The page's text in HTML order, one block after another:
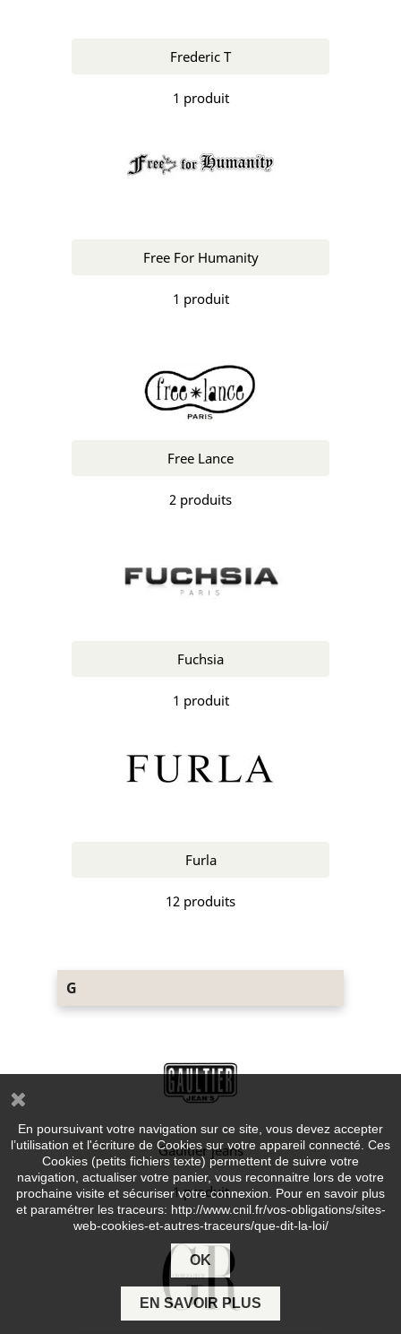
Frederic T
1 produit
Free For Humanity
1 produit
Free Lance
2 produits
Fuchsia
1 produit
Furla
12 produits
G
Gaultier jeans
1 produit
En poursuivant votre navigation sur ce site, vous devez accepter
l’utilisation et l'écriture de Cookies sur votre appareil connecté. Ces
Cookies (petits fichiers texte) permettent de suivre votre
navigation, actualiser votre panier, vous reconnaitre lors de votre
prochaine visite et sécuriser votre connexion. Pour en savoir plus
et paramétrer les traceurs: http://www.cnil.fr/vos-obligations/sites-
web-cookies-et-autres-traceurs/que-dit-la-loi/
OK
EN SAVOIR PLUS